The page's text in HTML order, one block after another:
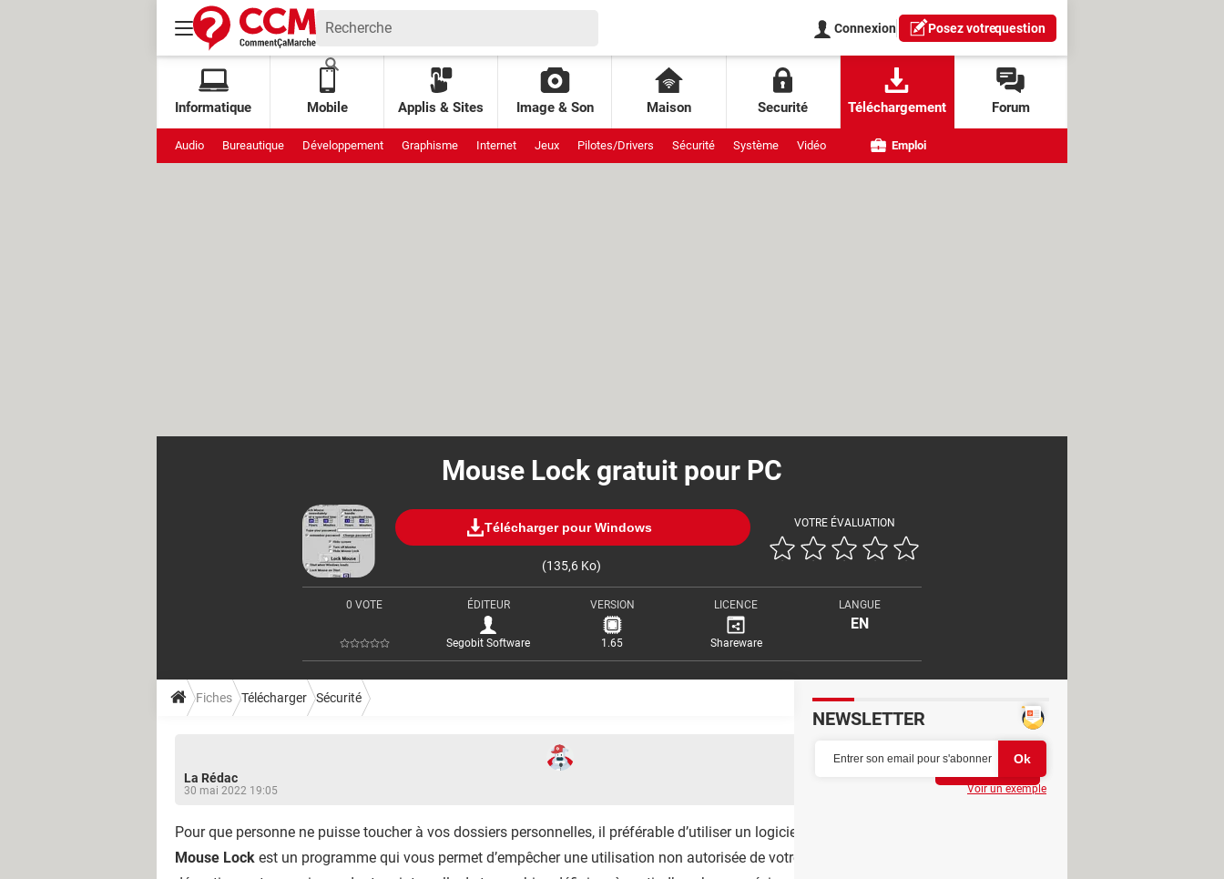
Connexion Posez votrequestion
Informatique Mobile Applis & Sites Image & Son Maison Securité Téléchargement Forum
Audio Bureautique Développement Graphisme Internet Jeux Pilotes/Drivers Sécurité Système Vidéo Emploi
Mouse Lock gratuit pour PC
Télécharger pour Windows
(135,6 Ko)
VOTRE ÉVALUATION
0 VOTE ÉDITEUR
Segobit Software
VERSION
1.65
LICENCE
Shareware
LANGUE
EN
Fiches Télécharger Sécurité
La Rédac
30 mai 2022 19:05
Pour que personne ne puisse toucher à vos dossiers personnelles, il préférable d’utiliser un logiciel de protection comme Mouse Lock.
Mouse Lock est un programme qui vous permet d’empêcher une utilisation non autorisée de votre ordinateur. Pour cela, il est capable de
NEWSLETTER
Voir un exemple